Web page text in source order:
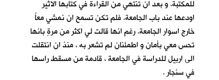
للمكتبة. و بعد ان تنتهي من القراءة في كتابها الاثير
اودعها عند باب الجامعة. فلم تكن تسمح ان نمشي معاً
خارج اسوار الجامعة. رغم انها قالت لي اكثر من مرةٍ بانها
تحس معي بأمان و اطمئنان لم تشعر به ، منذ ان انتقلت
الى اربيل للدراسة في الجامعة ، قادمة من مسقط راسها
في سنجار .